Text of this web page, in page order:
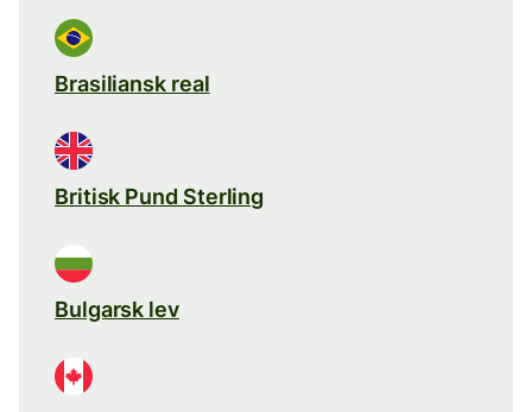
Brasiliansk real
Britisk Pund Sterling
Bulgarsk lev